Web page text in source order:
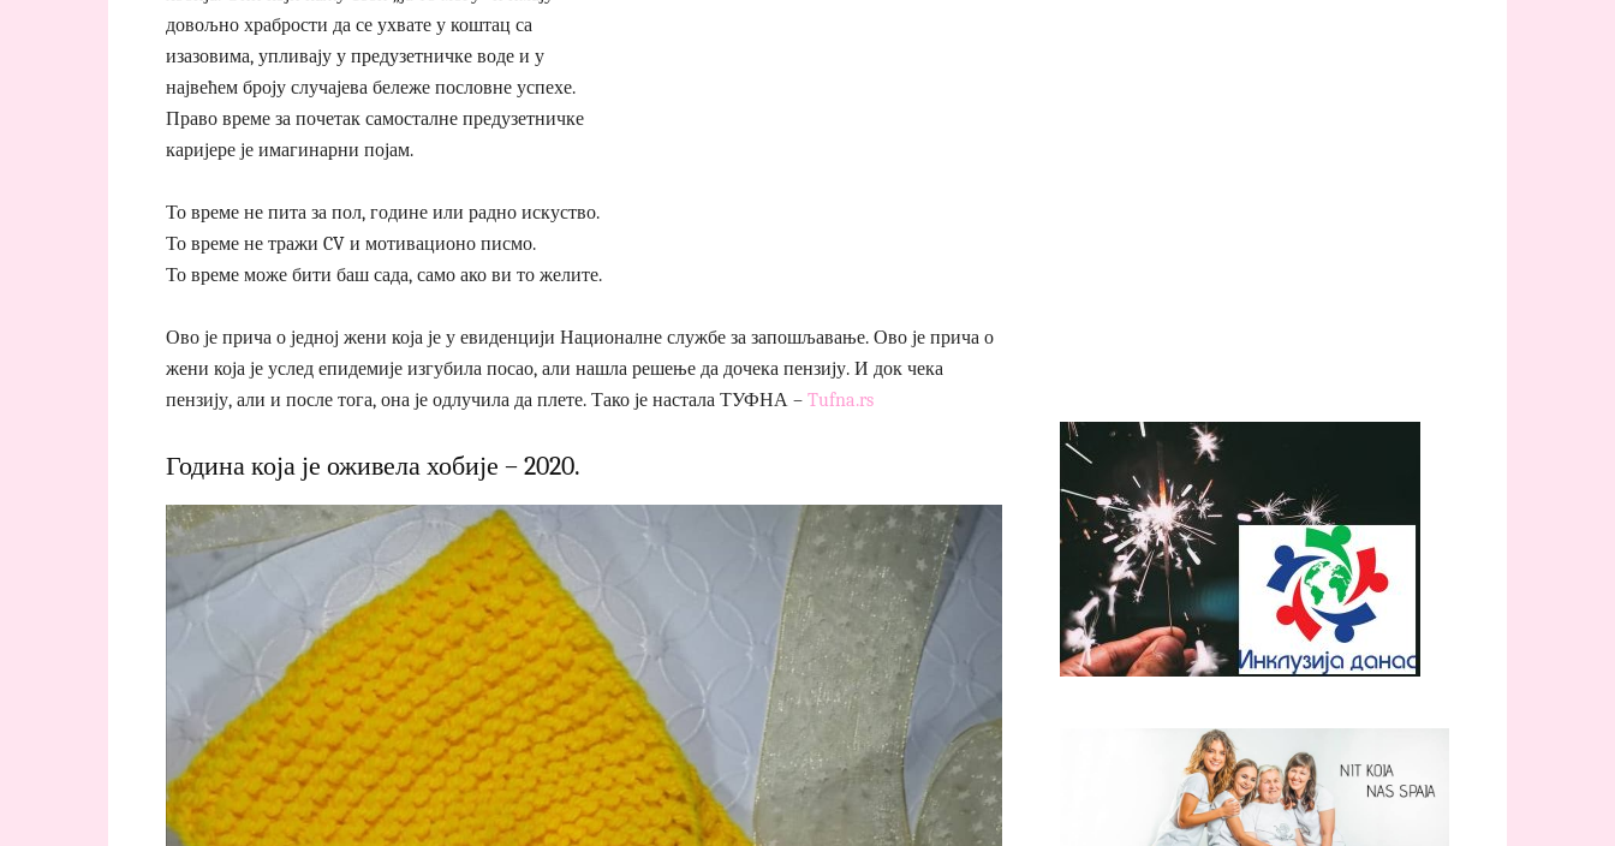
довољно храбрости да се ухвате у коштац са
изазовима, упливају у предузетничке воде и у
највећем броју случајева бележе пословне успехе.
Право време за почетак самосталне предузетничке
каријере је имагинарни појам.
То време не пита за пол, године или радно искуство.
То време не тражи CV и мотивационо писмо.
То време може бити баш сада, само ако ви то желите.
Ово је прича о једној жени која је у евиденцији Националне службе за запошљавање. Ово је прича о
жени која је услед епидемије изгубила посао, али нашла решење да дочека пензију. И док чека
пензију, али и после тога, она је одлучила да плете. Тако је настала ТУФНА – Tufna.rs
Година која је оживела хобије – 2020.